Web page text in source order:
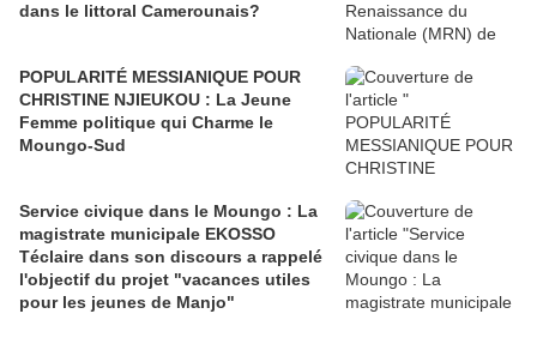
dans le littoral Camerounais?
POPULARITÉ MESSIANIQUE POUR
CHRISTINE NJIEUKOU : La Jeune
Femme politique qui Charme le
Moungo-Sud
Service civique dans le Moungo : La
magistrate municipale EKOSSO
Téclaire dans son discours a rappelé
l'objectif du projet "vacances utiles
pour les jeunes de Manjo"